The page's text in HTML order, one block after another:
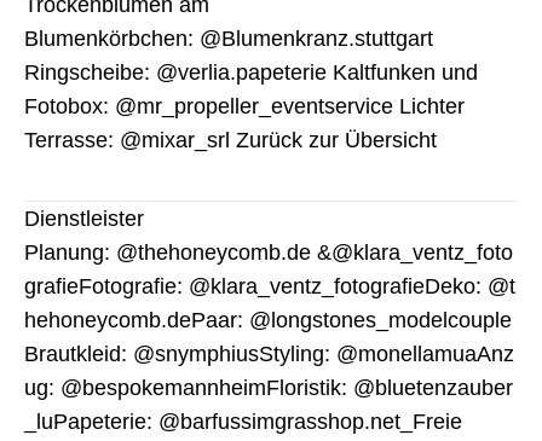
Trockenblumen am
Blumenkörbchen: @Blumenkranz.stuttgart
Ringscheibe: @verlia.papeterie Kaltfunken und
Fotobox: @mr_propeller_eventservice Lichter
Terrasse: @mixar_srl Zurück zur Übersicht
Dienstleister
Planung: @thehoneycomb.de &@klara_ventz_foto
grafieFotografie: @klara_ventz_fotografieDeko: @t
hehoneycomb.dePaar: @longstones_modelcouple
Brautkleid: @snymphiusStyling: @monellamuaAnz
ug: @bespokemannheimFloristik: @bluetenzauber
_luPapeterie: @barfussimgrasshop.net_Freie